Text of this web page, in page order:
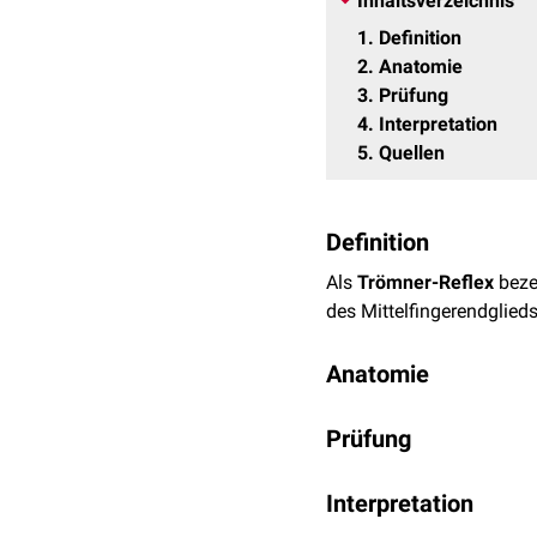
1
Definition
2 Anatomie
3 Prüfung
4 Interpretation
5 Quellen
Definition
Als Trömner-Reflex
des
Anatomie
über denNervus
Prüfung
locker angehoben.
Interpretation